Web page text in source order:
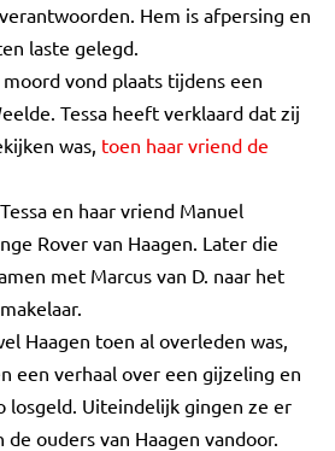
Hem is afpersing en
laste gelegd.
moord vond plaats tijdens een
Tessa heeft verklaard dat zij
was, toen haar vriend de
en haar vriend Manuel
Rover van Haagen. Later die
met Marcus van D. naar het
Haagen toen al overleden was,
een verhaal over een gijzeling en
losgeld. Uiteindelijk gingen ze er
ouders van Haagen vandoor.